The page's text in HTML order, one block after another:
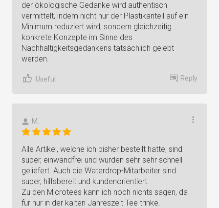
der ökologische Gedanke wird authentisch
vermittelt, indem nicht nur der Plastikanteil auf ein
Minimum reduziert wird, sondern gleichzeitig
konkrete Konzepte im Sinne des
Nachhaltigkeitsgedankens tatsächlich gelebt
werden.
Useful Reply
M.
Alle Artikel, welche ich bisher bestellt hatte, sind
super, einwandfrei und wurden sehr sehr schnell
geliefert. Auch die Waterdrop-Mitarbeiter sind
super, hilfsbereit und kundenorientiert.
Zu den Microtees kann ich noch nichts sagen, da
für nur in der kalten Jahreszeit Tee trinke.